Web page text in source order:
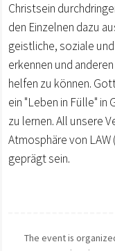
Christsein
den Einzelnen dazu
geistliche, soziale
erkennen und
helfen zu können.
ein "Leben in Fülle" in
zu lernen. All unsere
Atmosphäre von
geprägt sein.
The event is